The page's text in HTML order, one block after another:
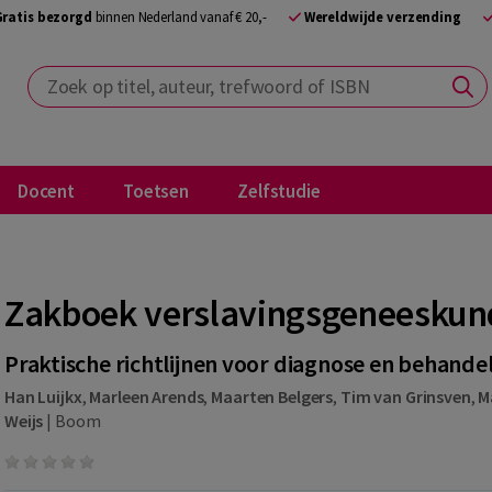
bezorgd binnen Nederland vanaf € 20,- Wereldwijde verzending
Zoek op titel, auteur, trefwoord of ISBN
Docent Toetsen Zelfstudie
Zakboek
Praktische richtlijnen voor diagnose en
Han Luijkx, Marleen Arends, Maarten Belgers, Tim van Grinsven,
Weijs | Boom